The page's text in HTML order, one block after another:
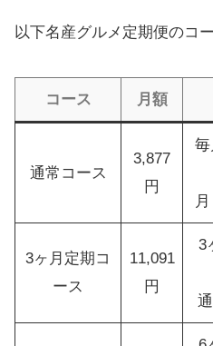
以下名産グルメ定期便のコ
コース 月額
通常コース
3,877
円
3ヶ月定期コ
ース
11,091
円
3